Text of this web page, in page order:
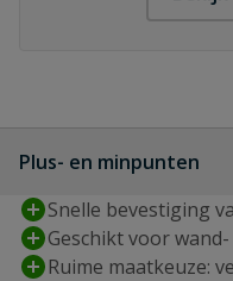
Plus- en minpunten
Snelle bevestiging
Geschikt voor
Ruime maatkeuze: